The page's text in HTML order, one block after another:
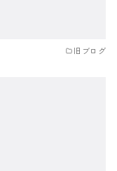
旧ブログ